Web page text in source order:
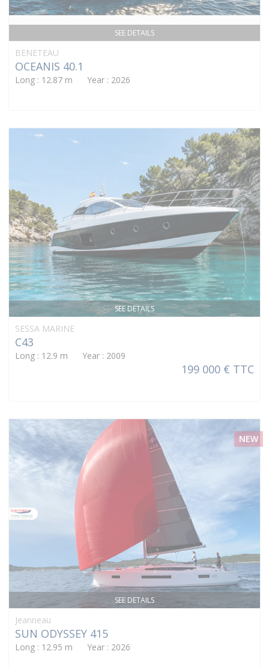
SEE DETAILS
BENETEAU
OCEANIS 40.1
Long : 12.87 m Year : 2026
SEE DETAILS
SESSA MARINE
C43
Long : 12.9 m Year : 2009
199 000 € TTC
SEE DETAILS
NEW
Jeanneau
SUN ODYSSEY 415
Long : 12.95 m Year : 2026